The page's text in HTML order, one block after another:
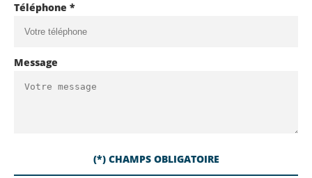
Téléphone *
Message
(*) CHAMPS OBLIGATOIRE